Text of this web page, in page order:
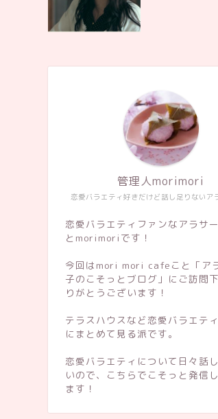
恋愛バラエティ好きだけど話し足りないア
管理人morimori
恋愛バラエティファンなアラサ
とmorimoriです！
今回はmori mori cafeこと「ア
子のこそっとブログ」にご訪問
りがとうございます！
テラスハウスなど恋愛バラエテ
にまとめて見る派です。
恋愛バラエティについて日々話
いので、こちらでこそっと発信
ます！